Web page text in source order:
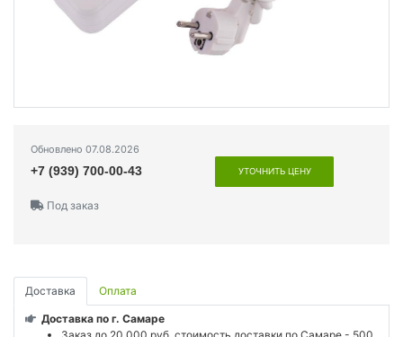
Обновлено 07.08.2026
+7 (939) 700-00-43 УТОЧНИТЬ ЦЕНУ
Под заказ
Доставка Оплата
Доставка по г. Самаре